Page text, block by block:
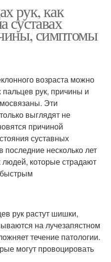
рук, как
симптомы
возраста можно
рук, причины и
Эти
выглядят не
причиной
суставных
несколько лет
которые страдают
рук растут шишки,
на лучезапястном
течение патологии.
могут провоцировать